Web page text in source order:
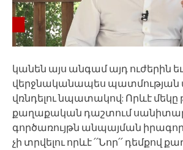
կանեն այս անգամ այդ ուժերին
վերջնականապես պատմության
վռնդելու նպատակով: Որևէ մեկը
քաղաքական դաշտում
գործառույթն անպայման
չի տրվելու որևէ ՛՛Նոր՛՛ դեմքով